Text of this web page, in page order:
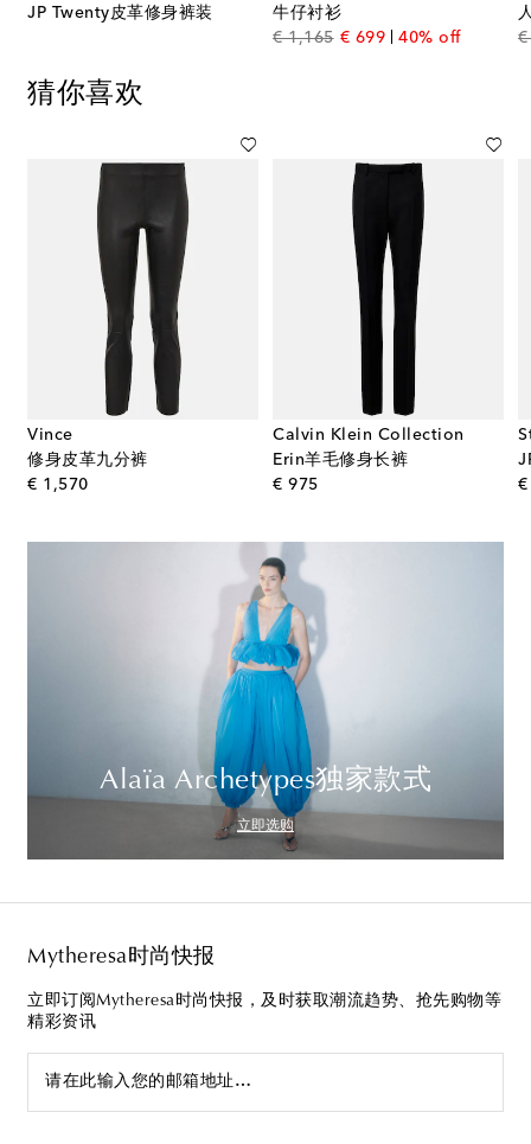
JP Twenty皮革修身裤装
牛仔衬衫
€ 1,165original price
€ 699discount price
40% off €
猜你喜欢
Vince
修身皮革九分裤
€ 1,570original price
Calvin Klein Collection
Erin羊毛修身长裤
€ 975original price
€
Alaïa Archetypes独家款式
立即选购
Mytheresa时尚快报
立即订阅Mytheresa时尚快报，及时获取潮流趋势、抢先购物等
精彩资讯
请在此输入您的邮箱地址…